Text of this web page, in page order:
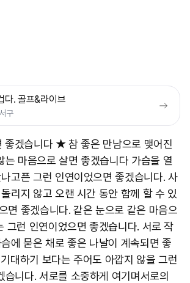
다. 골프&라이브
구
겠습니다 ★ 참 좋은 만남으로 맺어진
는 마음으로 살면 좋겠습니다 가슴을 열
고픈 그런 인연이었으면 좋겠습니다. 사
리지 않고 오랜 시간 동안 함께 할 수 있
면 좋겠습니다. 같은 눈으로 같은 마음으
그런 인연이었으면 좋겠습니다. 서로 작
에 묻은 채로 좋은 나날이 계속되면 좋
대하기 보다는 주어도 아깝지 않을 그런
습니다. 서로를 소중하게 여기며서로의